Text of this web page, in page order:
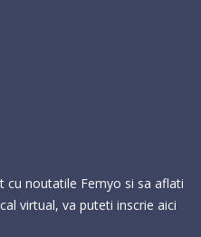
cu noutatile Femyo si sa aflati
virtual, va puteti inscrie aici